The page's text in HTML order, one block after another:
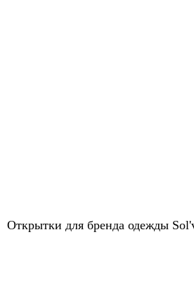
Открытки для бренда одежды